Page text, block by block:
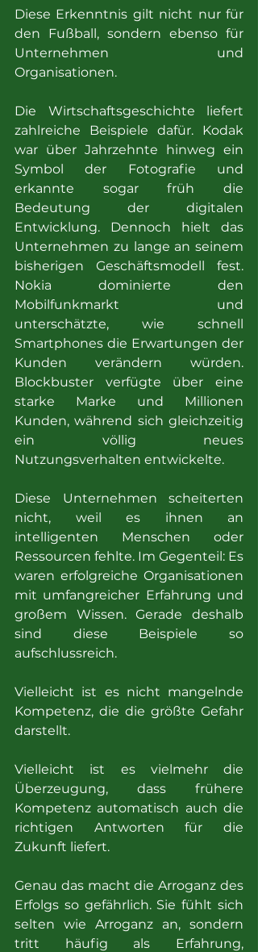
Diese Erkenntnis gilt nicht nur für
den Fußball, sondern ebenso für
Unternehmen und
Organisationen.
Die Wirtschaftsgeschichte liefert
zahlreiche Beispiele dafür. Kodak
war über Jahrzehnte hinweg ein
Symbol der Fotografie und
erkannte sogar früh die
Bedeutung der digitalen
Entwicklung. Dennoch hielt das
Unternehmen zu lange an seinem
bisherigen Geschäftsmodell fest.
Nokia dominierte den
Mobilfunkmarkt und
unterschätzte, wie schnell
Smartphones die Erwartungen der
Kunden verändern würden.
Blockbuster verfügte über eine
starke Marke und Millionen
Kunden, während sich gleichzeitig
ein völlig neues
Nutzungsverhalten entwickelte.
Diese Unternehmen scheiterten
nicht, weil es ihnen an
intelligenten Menschen oder
Ressourcen fehlte. Im Gegenteil: Es
waren erfolgreiche Organisationen
mit umfangreicher Erfahrung und
großem Wissen. Gerade deshalb
sind diese Beispiele so
aufschlussreich.
Vielleicht ist es nicht mangelnde
Kompetenz, die die größte Gefahr
darstellt.
Vielleicht ist es vielmehr die
Überzeugung, dass frühere
Kompetenz automatisch auch die
richtigen Antworten für die
Zukunft liefert.
Genau das macht die Arroganz des
Erfolgs so gefährlich. Sie fühlt sich
selten wie Arroganz an, sondern
tritt häufig als Erfahrung,